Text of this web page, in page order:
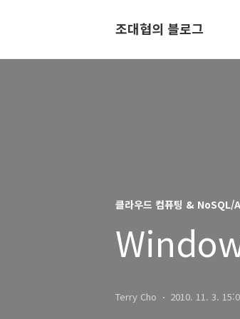
조대협의 블로그
클라우드 컴퓨팅 & NoSQL/
Terry Cho 2010. 11. 3.